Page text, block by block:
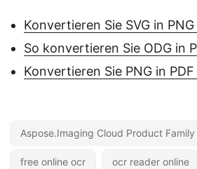
Konvertieren Sie SVG in
So konvertieren Sie ODG in
Konvertieren Sie PNG in
Aspose.Imaging Cloud Product Family
free online ocr ocr reader online